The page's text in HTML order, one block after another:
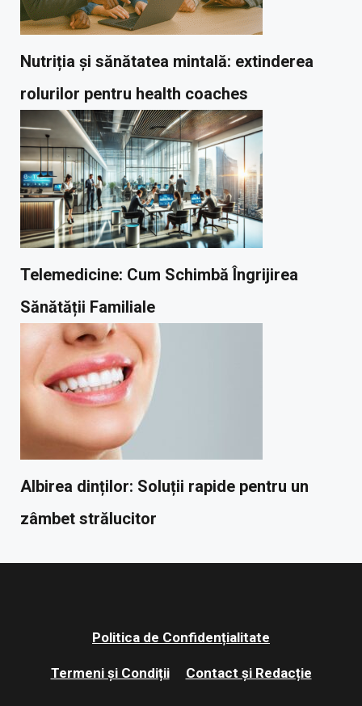
Nutriția și sănătatea mintală: extinderea
rolurilor pentru health coaches
Telemedicine: Cum Schimbă Îngrijirea
Sănătății Familiale
Albirea dinților: Soluții rapide pentru un
zâmbet strălucitor
Politica de Confidențialitate
Termeni și Condiții Contact și Redacție